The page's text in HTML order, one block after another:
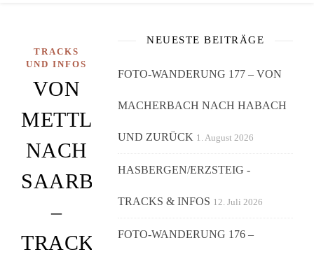
TRACKS
UND INFOS
VON
METTLACH
NACH
SAARBURG
–
TRACKS
NEUESTE BEITRÄGE
FOTO-WANDERUNG 177 – VON
MACHERBACH NACH HABACH
UND ZURÜCK 1. August 2026
HASBERGEN/ERZSTEIG -
TRACKS & INFOS 12. Juli 2026
FOTO-WANDERUNG 176 –